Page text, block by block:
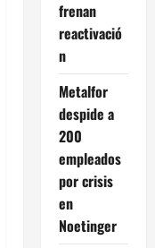
frenan
reactivació
n
Metalfor
despide a
200
empleados
por crisis
en
Noetinger